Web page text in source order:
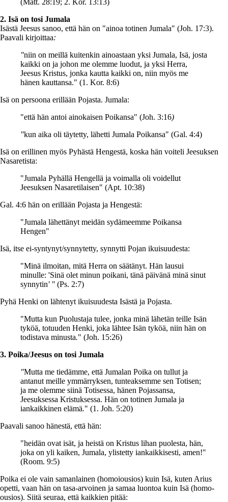
2. Isä on tosi Jumala
Isästä Jeesus sanoo, että hän on "ainoa totinen Jumala" (Joh. 17:3).
Paavali kirjoittaa:
"niin on meillä kuitenkin ainoastaan yksi Jumala, Isä, josta
kaikki on ja johon me olemme luodut, ja yksi Herra,
Jeesus Kristus, jonka kautta kaikki on, niin myös me
hänen kauttansa." (1. Kor. 8:6)
Isä on persoona erillään Pojasta. Jumala:
"että hän antoi ainokaisen Poikansa" (Joh. 3:16)
"kun aika oli täytetty, lähetti Jumala Poikansa" (Gal. 4:4)
Isä on erillinen myös Pyhästä Hengestä, koska hän voiteli Jeesuksen
Nasaretista:
"Jumala Pyhällä Hengellä ja voimalla oli voidellut
Jeesuksen Nasaretilaisen" (Apt. 10:38)
Gal. 4:6 hän on erillään Pojasta ja Hengestä:
"Jumala lähettänyt meidän sydämeemme Poikansa
Hengen"
Isä, itse ei-syntynyt/synnytetty, synnytti Pojan ikuisuudesta:
"Minä ilmoitan, mitä Herra on säätänyt. Hän lausui
minulle: 'Sinä olet minun poikani, tänä päivänä minä sinut
synnytin' " (Ps. 2:7)
Pyhä Henki on lähtenyt ikuisuudesta Isästä ja Pojasta.
"Mutta kun Puolustaja tulee, jonka minä lähetän teille Isän
tyköä, totuuden Henki, joka lähtee Isän tyköä, niin hän on
todistava minusta." (Joh. 15:26)
3. Poika/Jeesus on tosi Jumala
"Mutta me tiedämme, että Jumalan Poika on tullut ja
antanut meille ymmärryksen, tunteaksemme sen Totisen;
ja me olemme siinä Totisessa, hänen Pojassansa,
Jeesuksessa Kristuksessa. Hän on totinen Jumala ja
iankaikkinen elämä." (1. Joh. 5:20)
Paavali sanoo hänestä, että hän:
"heidän ovat isät, ja heistä on Kristus lihan puolesta, hän,
joka on yli kaiken, Jumala, ylistetty iankaikkisesti, amen!"
(Room. 9:5)
Poika ei ole vain samanlainen (homoiousios) kuin Isä, kuten Arius
opetti, vaan hän on tasa-arvoinen ja samaa luontoa kuin Isä (homo-
ousios). Siitä seuraa, että kaikkien pitää: